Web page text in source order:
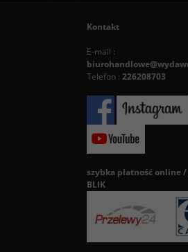
Kontakt
E-mail :
Telefon : 226208703
szybka płatność online
BLIK